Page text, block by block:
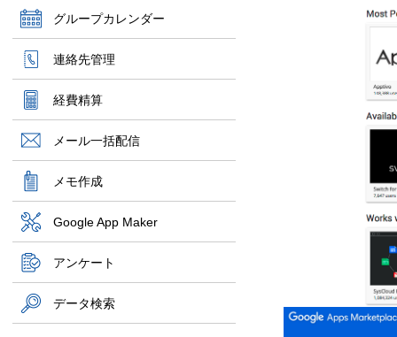
グループカレンダー
連絡先管理
経費精算
メール一括配信
メモ作成
Google App Maker
アンケート
データ検索